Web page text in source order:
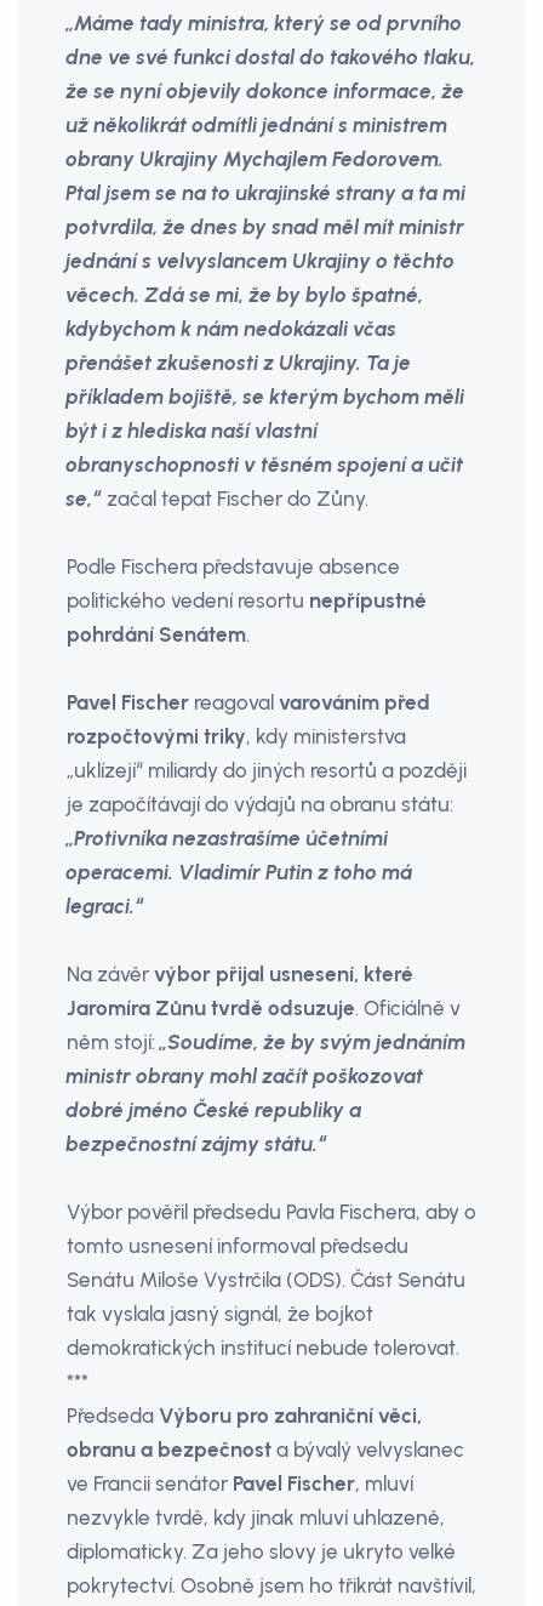
„Máme tady ministra, který se od prvního
dne ve své funkci dostal do takového tlaku,
že se nyní objevily dokonce informace, že
už několikrát odmítli jednání s ministrem
obrany Ukrajiny Mychajlem Fedorovem.
Ptal jsem se na to ukrajinské strany a ta mi
potvrdila, že dnes by snad měl mít ministr
jednání s velvyslancem Ukrajiny o těchto
věcech. Zdá se mi, že by bylo špatné,
kdybychom k nám nedokázali včas
přenášet zkušenosti z Ukrajiny. Ta je
příkladem bojiště, se kterým bychom měli
být i z hlediska naší vlastní
obranyschopnosti v těsném spojení a učit
se,“ začal tepat Fischer do Zůny.
Podle Fischera představuje absence
politického vedení resortu nepřípustné
pohrdání Senátem.
Pavel Fischer reagoval varováním před
rozpočtovými triky, kdy ministerstva
„uklízejí“ miliardy do jiných resortů a později
je započítávají do výdajů na obranu státu:
„Protivníka nezastrašíme účetními
operacemi. Vladimír Putin z toho má
legraci.“
Na závěr výbor přijal usnesení, které
Jaromíra Zůnu tvrdě odsuzuje. Oficiálně v
něm stojí:„Soudíme, že by svým jednáním
ministr obrany mohl začít poškozovat
dobré jméno České republiky a
bezpečnostní zájmy státu.“
Výbor pověřil předsedu Pavla Fischera, aby o
tomto usnesení informoval předsedu
Senátu Miloše Vystrčila (ODS). Část Senátu
tak vyslala jasný signál, že bojkot
demokratických institucí nebude tolerovat.
***
Předseda Výboru pro zahraniční věci,
obranu a bezpečnost a bývalý velvyslanec
ve Francii senátor Pavel Fischer, mluví
nezvykle tvrdě, kdy jinak mluví uhlazeně,
diplomaticky. Za jeho slovy je ukryto velké
pokrytectví. Osobně jsem ho třikrát navštívil,